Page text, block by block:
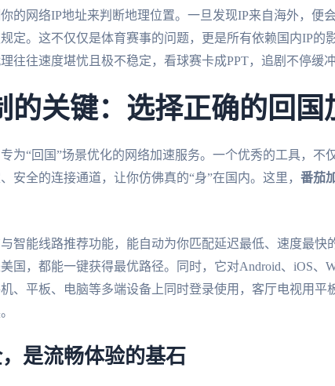
的网络IP地址来判断地理位置。一旦发现IP来自海外，便
定。这不仅仅是体育赛事的问题，更是所有依赖国内IP的
往往速度堪忧且极不稳定，看球赛卡成PPT，追剧不停缓
的关键：选择正确的回国
为“回国”场景优化的网络加速服务。一个优秀的工具，不
安全的连接通道，让你仿佛真的“身”在国内。这里， 番茄
智能线路推荐功能，能自动为你匹配延迟最低、速度最快
国，都能一键获得最优路径。同时，它对Android、iOS、
、平板、电脑等多端设备上同时登录使用，客厅电视用平
是流畅体验的基石